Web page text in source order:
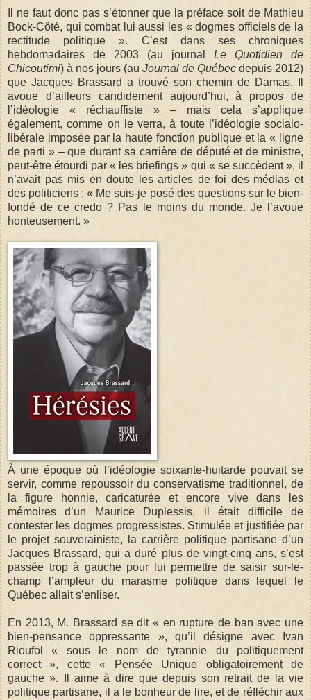
Il ne faut donc pas s’étonner que la préface soit de Mathieu
Bock-Côté, qui combat lui aussi les « dogmes officiels de la
rectitude politique ». C’est dans ses chroniques
hebdomadaires de 2003 (au journal Le Quotidien de
Chicoutimi) à nos jours (au Journal de Québec depuis 2012)
que Jacques Brassard a trouvé son chemin de Damas. Il
avoue d’ailleurs candidement aujourd’hui, à propos de
l’idéologie « réchauffiste » – mais cela s’applique
également, comme on le verra, à toute l’idéologie socialo-
libérale imposée par la haute fonction publique et la « ligne
de parti » – que durant sa carrière de député et de ministre,
peut-être étourdi par « les briefings » qui « se succèdent », il
n’avait pas mis en doute les articles de foi des médias et
des politiciens : « Me suis-je posé des questions sur le bien-
fondé de ce credo ? Pas le moins du monde. Je l’avoue
honteusement. »
À une époque où l’idéologie soixante-huitarde pouvait se
servir, comme repoussoir du conservatisme traditionnel, de
la figure honnie, caricaturée et encore vive dans les
mémoires d’un Maurice Duplessis, il était difficile de
contester les dogmes progressistes. Stimulée et justifiée par
le projet souverainiste, la carrière politique partisane d’un
Jacques Brassard, qui a duré plus de vingt-cinq ans, s’est
passée trop à gauche pour lui permettre de saisir sur-le-
champ l’ampleur du marasme politique dans lequel le
Québec allait s’enliser.
En 2013, M. Brassard se dit « en rupture de ban avec une
bien-pensance oppressante », qu’il désigne avec Ivan
Rioufol « sous le nom de tyrannie du politiquement
correct », cette « Pensée Unique obligatoirement de
gauche ». Il aime à dire que depuis son retrait de la vie
politique partisane, il a le bonheur de lire, et de réfléchir aux